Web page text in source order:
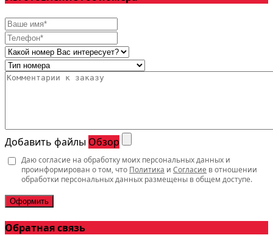
Добавить файлы Обзор
Даю согласие на обработку моих персональных данных и
проинформирован о том, что Политика и Согласие в отношении
обработки персональных данных размещены в общем доступе.
Оформить
Обратная связь